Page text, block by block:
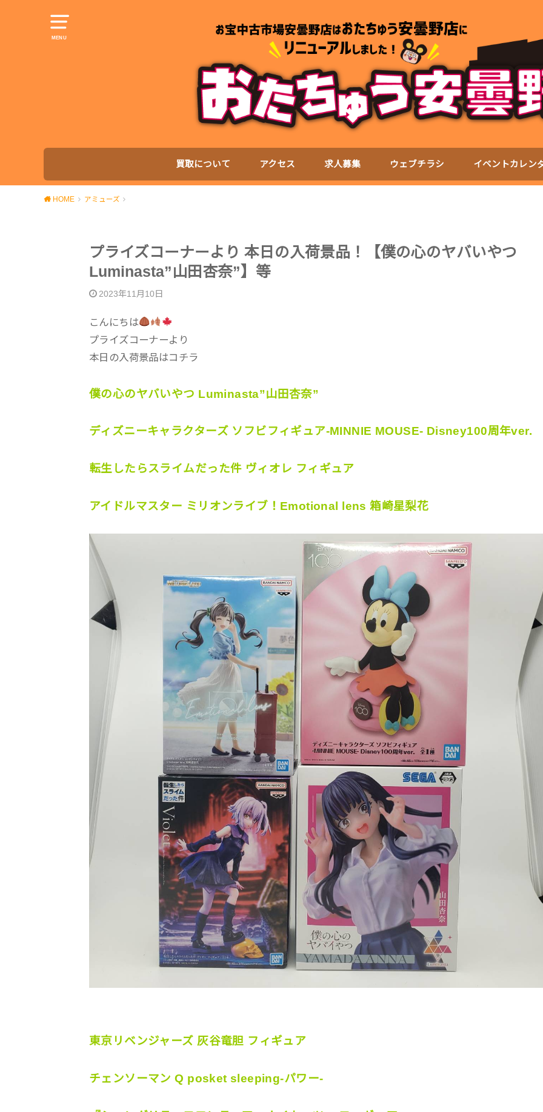
MENU
買取について アクセス 求人募集 ウェブチラシ イベントカレン
HOME アミューズ
プライズコーナーより 本日の入荷景品！【僕の心のヤバいやつ
Luminasta”山田杏奈”】等
2023年11月10日
こんにちは
プライズコーナーより
本日の入荷景品はコチラ
僕の心のヤバいやつ Luminasta”山田杏奈”
ディズニーキャラクターズ ソフビフィギュア-MINNIE MOUSE- Disney100周年ver.
転生したらスライムだった件 ヴィオレ フィギュア
アイドルマスター ミリオンライブ！Emotional lens 箱崎星梨花
東京リベンジャーズ 灰谷竜胆 フィギュア
チェンソーマン Q posket sleeping-パワー-